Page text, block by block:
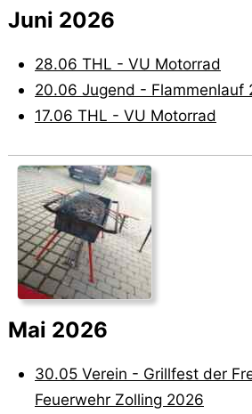
Juni 2026
28.06 THL - VU Motorrad
20.06 Jugend - Flammenlauf
17.06 THL - VU Motorrad
Mai 2026
30.05 Verein - Grillfest der
Feuerwehr Zolling 2026